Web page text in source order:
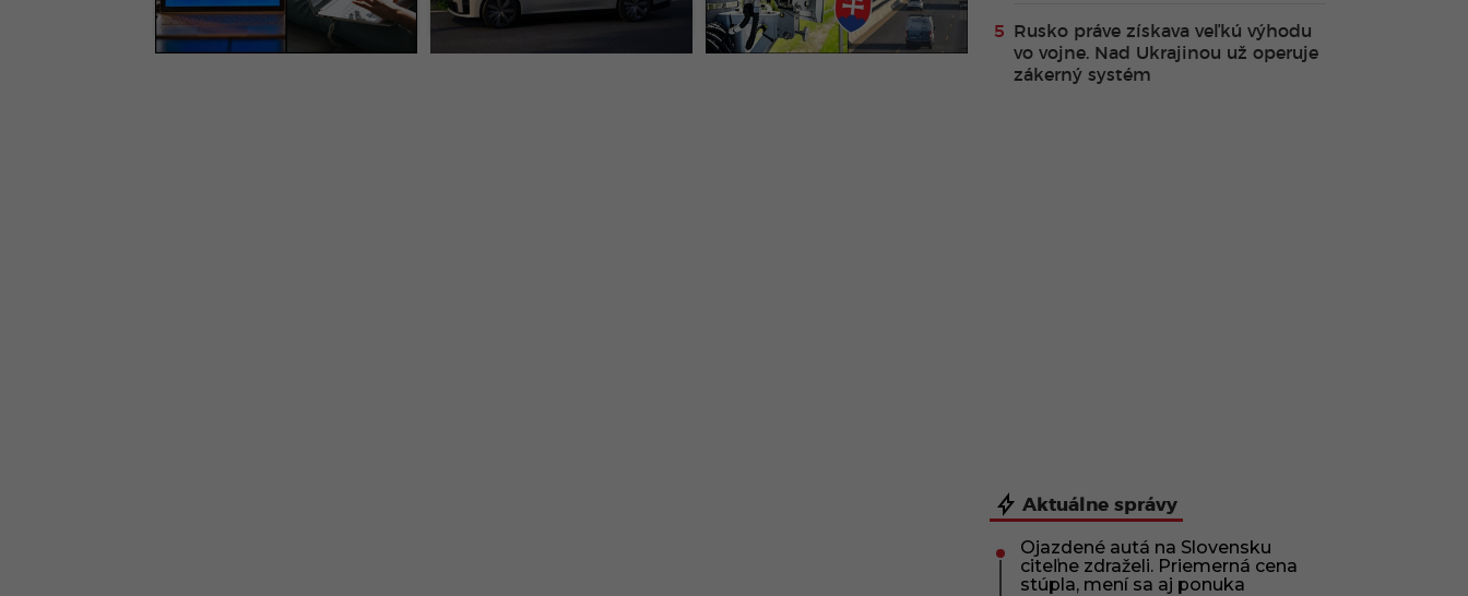
pozor
Rusko práve získava veľkú výhodu
vo vojne. Nad Ukrajinou už operuje
zákerný systém
Aktuálne správy
Ojazdené autá na Slovensku
citeľne zdraželi. Priemerná cena
stúpla, mení sa aj ponuka